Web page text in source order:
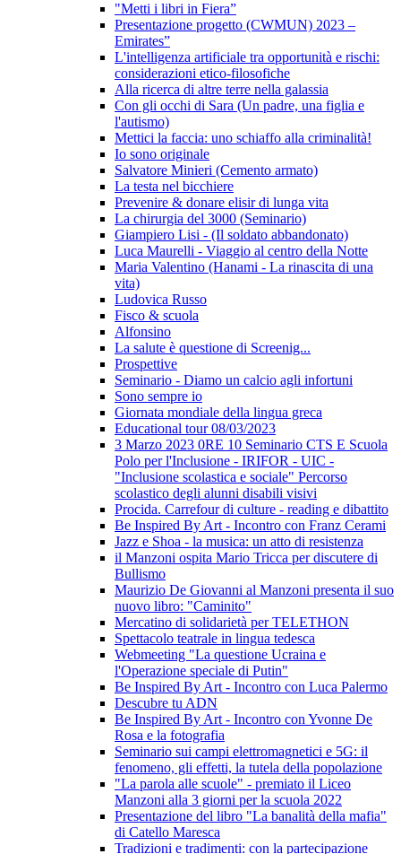
"Metti i libri in Fiera”
Presentazione progetto (CWMUN) 2023 –
Emirates”
L'intelligenza artificiale tra opportunità e rischi:
considerazioni etico-filosofiche
Alla ricerca di altre terre nella galassia
Con gli occhi di Sara (Un padre, una figlia e
l'autismo)
Mettici la faccia: uno schiaffo alla criminalità!
Io sono originale
Salvatore Minieri (Cemento armato)
La testa nel bicchiere
Prevenire & donare elisir di lunga vita
La chirurgia del 3000 (Seminario)
Giampiero Lisi - (Il soldato abbandonato)
Luca Maurelli - Viaggio al centro della Notte
Maria Valentino (Hanami - La rinascita di una
vita)
Ludovica Russo
Fisco & scuola
Alfonsino
La salute è questione di Screenig...
Prospettive
Seminario - Diamo un calcio agli infortuni
Sono sempre io
Giornata mondiale della lingua greca
Educational tour 08/03/2023
3 Marzo 2023 0RE 10 Seminario CTS E Scuola
Polo per l'Inclusione - IRIFOR - UIC -
"Inclusione scolastica e sociale" Percorso
scolastico degli alunni disabili visivi
Procida. Carrefour di culture - reading e dibattito
Be Inspired By Art - Incontro con Franz Cerami
Jazz e Shoa - la musica: un atto di resistenza
il Manzoni ospita Mario Tricca per discutere di
Bullismo
Maurizio De Giovanni al Manzoni presenta il suo
nuovo libro: "Caminito"
Mercatino di solidarietà per TELETHON
Spettacolo teatrale in lingua tedesca
Webmeeting "La questione Ucraina e
l'Operazione speciale di Putin"
Be Inspired By Art - Incontro con Luca Palermo
Descubre tu ADN
Be Inspired By Art - Incontro con Yvonne De
Rosa e la fotografia
Seminario sui campi elettromagnetici e 5G: il
fenomeno, gli effetti, la tutela della popolazione
"La parola alle scuole" - premiato il Liceo
Manzoni alla 3 giorni per la scuola 2022
Presentazione del libro "La banalità della mafia"
di Catello Maresca
Tradizioni e tradimenti: con la partecipazione